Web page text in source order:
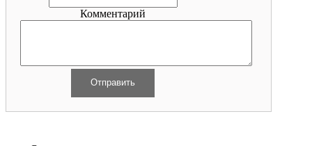
Комментарий